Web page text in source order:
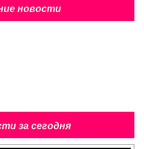
новости
за сегодня